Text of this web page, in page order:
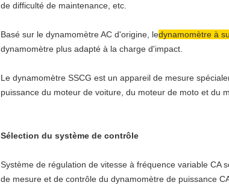
de difficulté de maintenance, etc.
Basé sur le dynamomètre AC d'origine, ledynamomètre à
dynamomètre plus adapté à la charge d'impact.
Le dynamomètre SSCG est un appareil de mesure
puissance du moteur de voiture, du moteur de moto et du
Sélection du système de contrôle
Système de régulation de vitesse à fréquence variable CA
de mesure et de contrôle du dynamomètre de puissance